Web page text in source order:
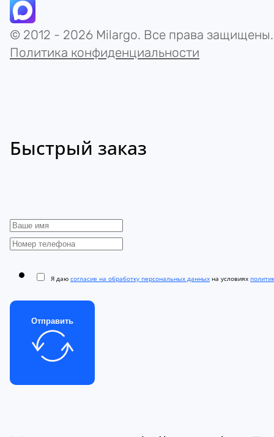
© 2012 - 2026 Milargo. Все права защищены.
Политика конфиденциальности
Быстрый заказ
Я даю согласие на обработку персональных данных на условиях
Отправить